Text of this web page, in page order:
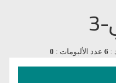
:
6 عدد الألبومات : 0